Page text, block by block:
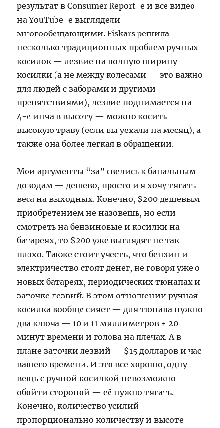
результат в Consumer Report-е и все видео
на YouTube-е выглядели
многообещающими. Fiskars решила
несколько традиционных проблем ручных
косилок — лезвие на полную ширину
косилки (а не между колесами — это важно
для людей с заборами и другими
препятствиями), лезвие поднимается на
4-е инча в высоту — можно косить
высокую траву (если вы уехали на месяц), а
также она более легкая в обращении.
Мои аргументы “за” свелись к банальным
доводам — дешево, просто и я хочу тягать
веса на выходных. Конечно, $200 дешевым
приобретением не назовешь, но если
смотреть на бензиновые и косилки на
батареях, то $200 уже выглядят не так
плохо. Также стоит учесть, что бензин и
электричество стоят денег, не говоря уже о
новых батареях, периодических тюнапах и
заточке лезвий. В этом отношении ручная
косилка вообще сияет — для тюнапа нужно
два ключа — 10 и 11 миллиметров + 20
минут времени и голова на плечах. А в
плане заточки лезвий — $15 долларов и час
вашего времени. И это все хорошо, одну
вещь с ручной косилкой невозможно
обойти стороной — её нужно тягать.
Конечно, количество усилий
пропорционально количеству и высоте